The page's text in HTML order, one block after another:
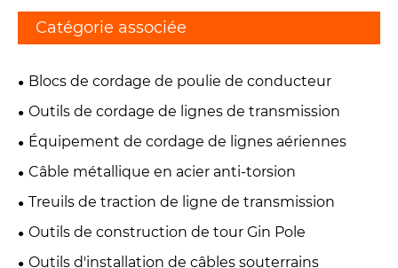
Catégorie associée
Blocs de cordage de poulie de conducteur
Outils de cordage de lignes de transmission
Équipement de cordage de lignes aériennes
Câble métallique en acier anti-torsion
Treuils de traction de ligne de transmission
Outils de construction de tour Gin Pole
Outils d'installation de câbles souterrains